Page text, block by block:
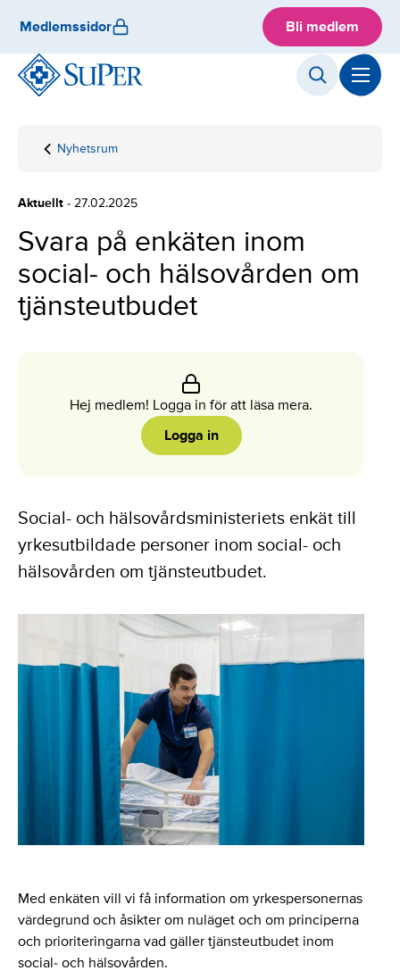
content
Medlemssidor Bli medlem
Hemsida
Nyhetsrum
Svara på
tjänsteutbudet
Aktuellt - 27.02.2025
Svara på enkäten inom
social- och hälsovården om
tjänsteutbudet
Hej medlem! Logga in för att läsa mera.
Logga in
Social- och hälsovårdsministeriets enkät till
yrkesutbildade personer inom social- och
hälsovården om tjänsteutbudet.
Med enkäten vill vi få information om yrkespersonernas
värdegrund och åsikter om nuläget och om principerna
och prioriteringarna vad gäller tjänsteutbudet inom
social- och hälsovården.